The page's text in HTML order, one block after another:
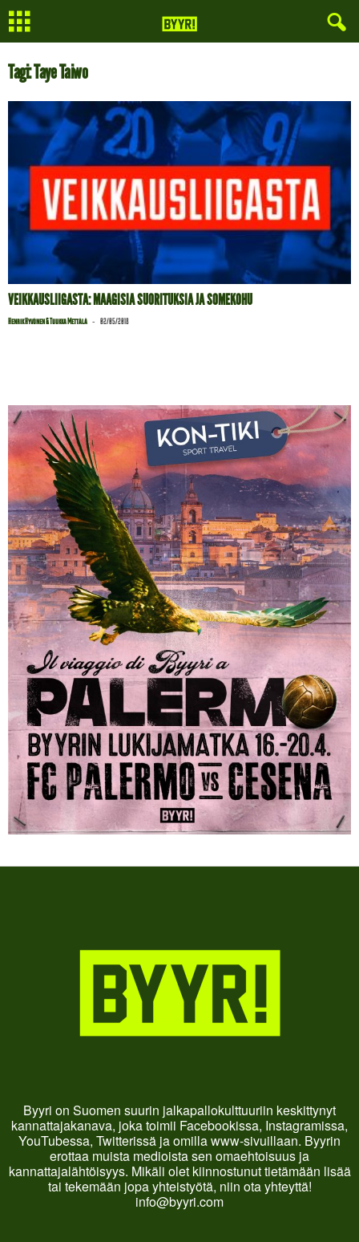
Tagi: Taye Taiwo
VEIKKAUSLIIGASTA: MAAGISIA SUORITUKSIA JA SOMEKOHU
Henrik Hyvönen & Tuukka Mettälä - 02/05/2018
Byyri on Suomen suurin jalkapallokulttuuriin keskittynyt
kannattajakanava, joka toimii Facebookissa, Instagramissa,
YouTubessa, Twitterissä ja omilla www-sivuillaan. Byyrin
erottaa muista medioista sen omaehtoisuus ja
kannattajalähtöisyys. Mikäli olet kiinnostunut tietämään lisää
tai tekemään jopa yhteistyötä, niin ota yhteyttä!
info@byyri.com